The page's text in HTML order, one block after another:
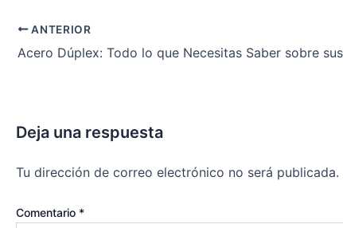
ANTERIOR
Deja una respuesta
Tu dirección de correo electrónico no será publicada.
Comentario *